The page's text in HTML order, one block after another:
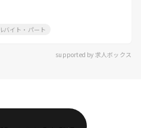
バイト・パート
supported by 求人ボックス